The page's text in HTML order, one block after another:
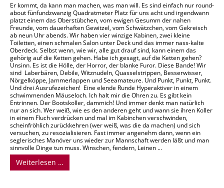
Er kommt, da kann man machen, was man will. Es sind einfach nur round-
about fünfundzwanzig Quadratmeter Platz für uns acht und irgendwann
platzt einem das Oberstübchen, vom ewigen Gesumm der nahen
Freunde, vom dauerhaften Gewitzel, vom Schwätzchen, vom Gekreisch
ab neun Uhr abends. Wir haben vier winzige Kabinen, zwei kleine
Toiletten, einen schmalen Salon unter Deck und das immer nass-kalte
Oberdeck. Selbst wenn, wie wir, alle gut drauf sind, kann einem das
gehörig auf die Ketten gehen. Habe ich gesagt, auf die Ketten gehen?
Unsinn. Es ist die Hölle, der Horror, der blanke Furor. Diese Bande! Wir
sind Laberbären, Debile, Witznudeln, Quasselstrippen, Besserwisser,
Nörgelköppe, Jammerlappen und Seeamateure. Und Punkt, Punkt, Punkt.
Und drei Ausrufezeichen! Eine elende Runde Hyperaktiver in einem
schwimmenden Mäuseloch. Ich halt mir die Ohren zu. Es gibt kein
Entrinnen. Der Bootskoller, dammich! Und immer denkt man natürlich
nur an sich. Wer weiß, wie es den anderen geht und wann sie ihren Koller
in einem Fluch verdrücken und mal im Kabinchen verschwinden,
scheinfröhlich zurückkehren (wer weiß, was die da machen) und sich
versuchen, zu resozialisieren. Fast immer angenehm dann, wenn ein
seglerisches Manöver uns wieder zur Mannschaft werden läßt und man
sinnvolle Dinge tun muss. Winschen, fendern, Leinen ...
Weiterlesen …